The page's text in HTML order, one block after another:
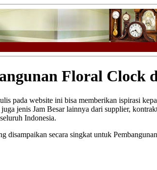
Floral Clock
pada website ini bisa memberikan ispirasi
jenis Jam Besar lainnya dari supplier,
Indonesia.
disampaikan secara singkat untuk